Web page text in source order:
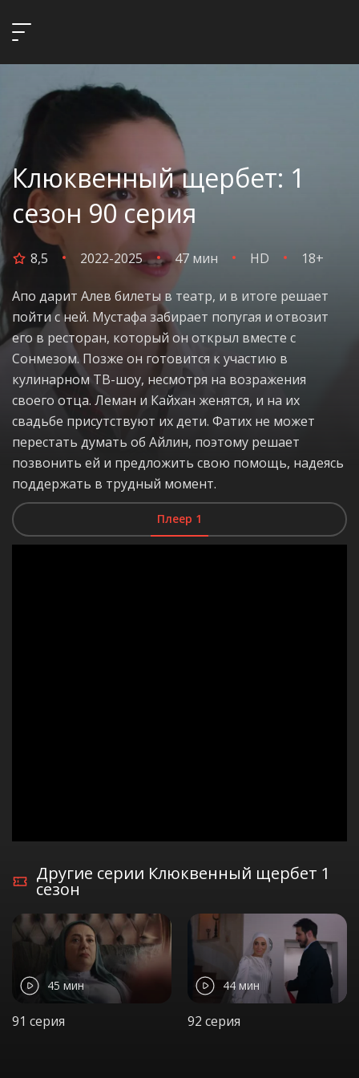
Клюквенный щербет: 1
сезон 90 серия
8,5 2022-2025 47 мин HD 18+
Апо дарит Алев билеты в театр, и в итоге решает
пойти с ней. Мустафа забирает попугая и отвозит
его в ресторан, который он открыл вместе с
Сонмезом. Позже он готовится к участию в
кулинарном ТВ-шоу, несмотря на возражения
своего отца. Леман и Кайхан женятся, и на их
свадьбе присутствуют их дети. Фатих не может
перестать думать об Айлин, поэтому решает
позвонить ей и предложить свою помощь, надеясь
поддержать в трудный момент.
Плеер 1
Другие серии Клюквенный щербет 1
сезон
45 мин
91 серия
44 мин
92 серия